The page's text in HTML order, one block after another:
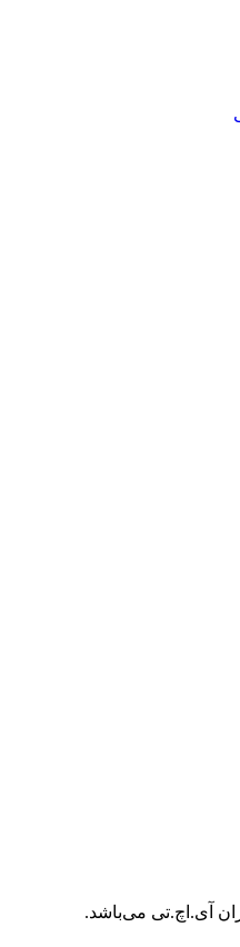
آی.اچ.تی می‌باشد.